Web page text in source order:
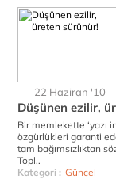
22 Haziran '10
Düşünen ezilir,
Bir memlekette ‘yazı
özgürlükleri garanti
tam bağımsızlıktan
Topl..
Kategori : Güncel